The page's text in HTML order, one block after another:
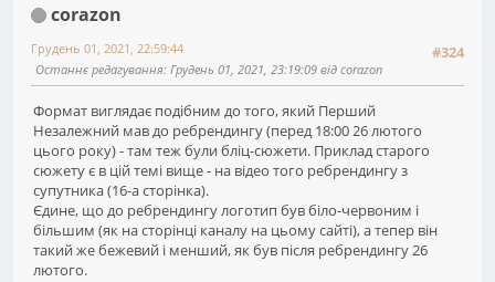
corazon
#324
Грудень 01, 2021, 22:59:44
Останнє редагування: Грудень 01, 2021, 23:19:09 від corazon
Формат виглядає подібним до того, який Перший
Незалежний мав до ребрендингу (перед 18:00 26 лютого
цього року) - там теж були бліц-сюжети. Приклад старого
сюжету є в цій темі вище - на відео того ребрендингу з
супутника (16-а сторінка).
Єдине, що до ребрендингу логотип був біло-червоним і
більшим (як на сторінці каналу на цьому сайті), а тепер він
такий же бежевий і менший, як був після ребрендингу 26
лютого.